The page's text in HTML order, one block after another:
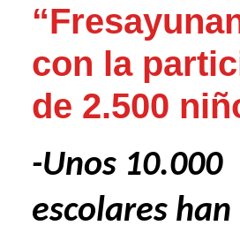
con la
de 2.500
-Unos 10.000
escolares